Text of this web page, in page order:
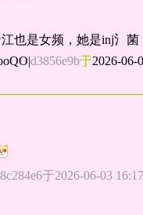
也是女频，她是inj氵菌
|d3856e9b于2026-06-
于2026-06-03